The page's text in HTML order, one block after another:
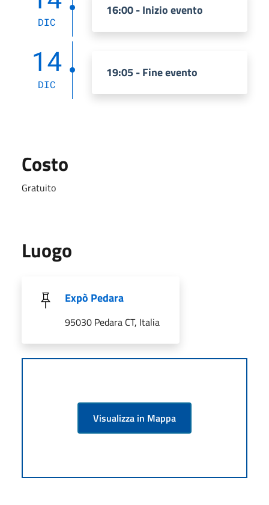
DIC
16:00 - Inizio evento
14
DIC
19:05 - Fine evento
Costo
Gratuito
Luogo
Expò Pedara
95030 Pedara CT, Italia
Visualizza in Mappa